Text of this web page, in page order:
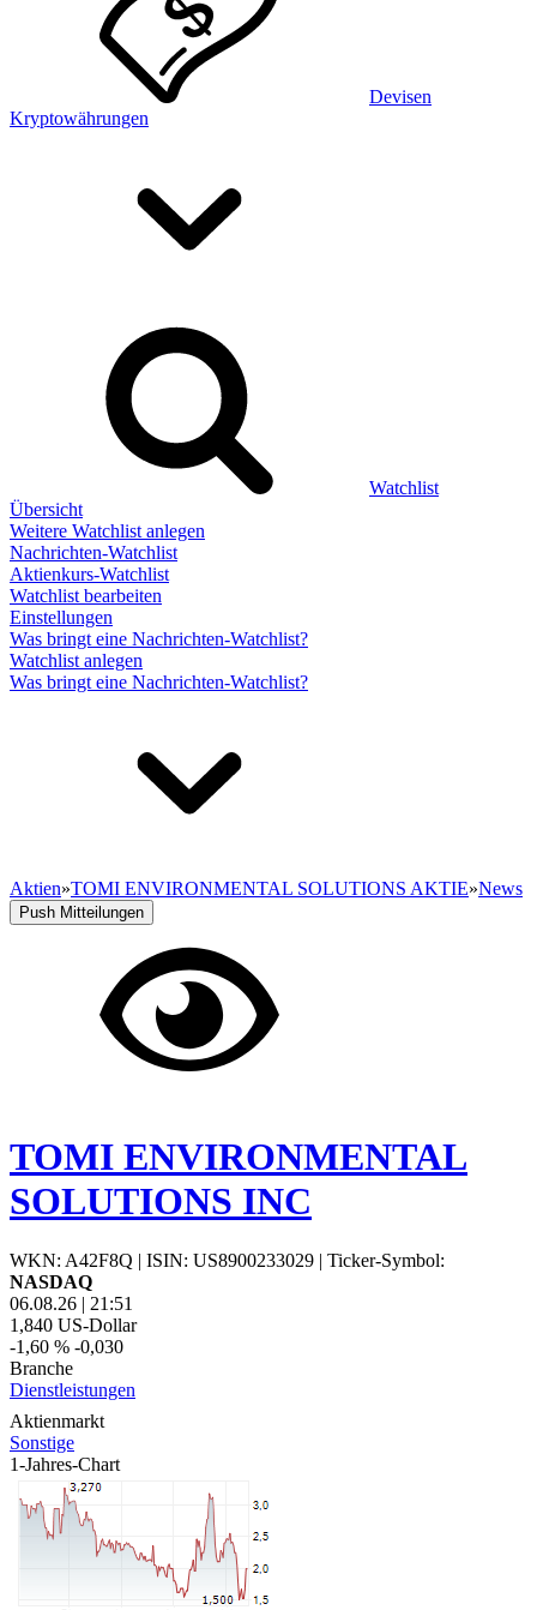
Devisen
Kryptowährungen
Watchlist
Übersicht
Weitere Watchlist anlegen
Nachrichten-Watchlist
Aktienkurs-Watchlist
Watchlist bearbeiten
Einstellungen
Was bringt eine Nachrichten-Watchlist?
Watchlist anlegen
Was bringt eine Nachrichten-Watchlist?
Aktien»TOMI ENVIRONMENTAL SOLUTIONS AKTIE»News
Push Mitteilungen
TOMI ENVIRONMENTAL
SOLUTIONS INC
WKN: A42F8Q | ISIN: US8900233029 | Ticker-Symbol:
NASDAQ
06.08.26 | 21:51
1,840 US-Dollar
-1,60 % -0,030
Branche
Dienstleistungen
Aktienmarkt
Sonstige
1-Jahres-Chart